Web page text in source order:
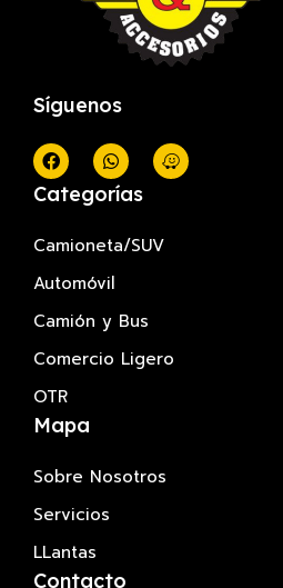
Síguenos
Categorías
Camioneta/SUV
Automóvil
Camión y Bus
Comercio Ligero
OTR
Mapa
Sobre Nosotros
Servicios
LLantas
Contacto